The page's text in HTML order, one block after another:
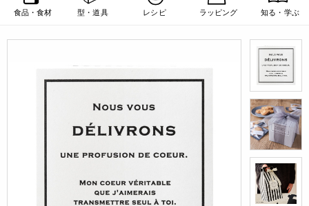
食品・食材 型・道具 レシピ ラッピング 知る・学ぶ